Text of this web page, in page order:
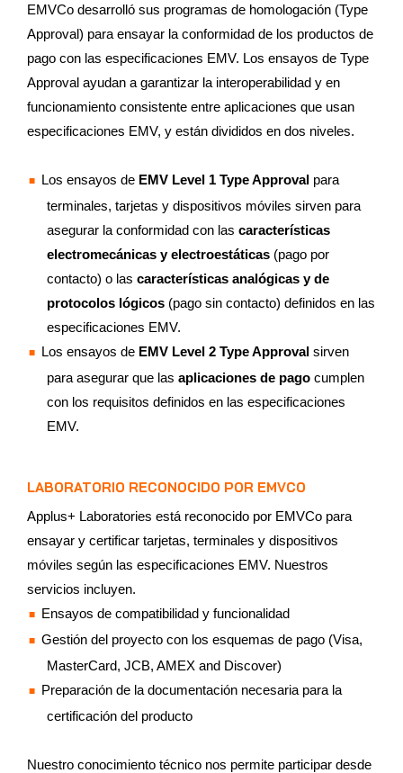
EMVCo desarrolló sus programas de homologación (Type
Approval) para ensayar la conformidad de los productos de
pago con las especificaciones EMV. Los ensayos de Type
Approval ayudan a garantizar la interoperabilidad y en
funcionamiento consistente entre aplicaciones que usan
especificaciones EMV, y están divididos en dos niveles.
Los ensayos de EMV Level 1 Type Approval para
terminales, tarjetas y dispositivos móviles sirven para
asegurar la conformidad con las características
electromecánicas y electroestáticas (pago por
contacto) o las características analógicas y de
protocolos lógicos (pago sin contacto) definidos en las
especificaciones EMV.
Los ensayos de EMV Level 2 Type Approval sirven
para asegurar que las aplicaciones de pago cumplen
con los requisitos definidos en las especificaciones
EMV.
LABORATORIO RECONOCIDO POR EMVCO
Applus+ Laboratories está reconocido por EMVCo para
ensayar y certificar tarjetas, terminales y dispositivos
móviles según las especificaciones EMV. Nuestros
servicios incluyen.
Ensayos de compatibilidad y funcionalidad
Gestión del proyecto con los esquemas de pago (Visa,
MasterCard, JCB, AMEX and Discover)
Preparación de la documentación necesaria para la
certificación del producto
Nuestro conocimiento técnico nos permite participar desde